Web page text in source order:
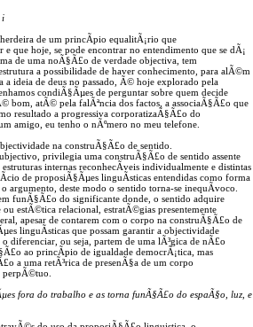
i
de um princÃ­pio equalitÃ¡rio que
que hoje, se pode encontrar no entendimento que se dÃ¡
de uma noÃ§Ã£o de verdade objectiva, tem
a possibilidade de haver conhecimento, para alÃ©m
ideia de deus no passado, Ã© hoje explorado pela
condiÃ§Ãµes de perguntar sobre quem decide
bom, atÃ© pela falÃªncia dos factos, a associaÃ§Ã£o que
resultado a progressiva corporatizaÃ§Ã£o do
amigo, eu tenho o nÃºmero no meu telefone.
na construÃ§Ã£o de sentido.
privilegia uma construÃ§Ã£o de sentido assente
internas reconhecÃ­veis individualmente e distintas
de proposiÃ§Ãµes linguÃ­sticas entendidas como forma
argumento, deste modo o sentido torna-se inequÃ­voco.
funÃ§Ã£o do significante donde, o sentido adquire
estÃ©tica relacional, estratÃ©gias presentemente
apesar de contarem com o corpo na construÃ§Ã£o de
linguÃ­sticas que possam garantir a objectividade
diferenciar, ou seja, partem de uma lÃ³gica de nÃ£o
ao princÃ­pio de igualdade democrÃ¡tica, mas
a uma retÃ³rica de presenÃ§a de um corpo
fora do trabalho e as torna funÃ§Ã£o do espaÃ§o, luz, e